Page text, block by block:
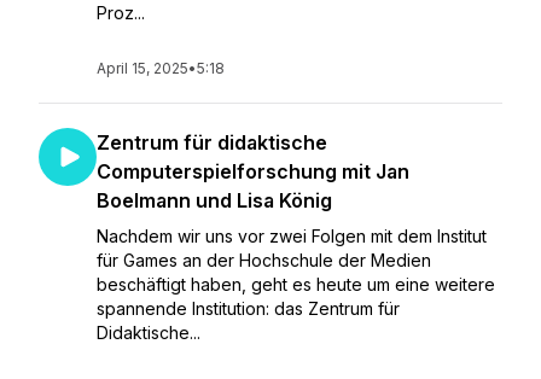
Proz...
April 15, 2025•5:18
Zentrum für didaktische
Computerspielforschung mit Jan
Boelmann und Lisa König
Nachdem wir uns vor zwei Folgen mit dem Institut
für Games an der Hochschule der Medien
beschäftigt haben, geht es heute um eine weitere
spannende Institution: das Zentrum für
Didaktische...